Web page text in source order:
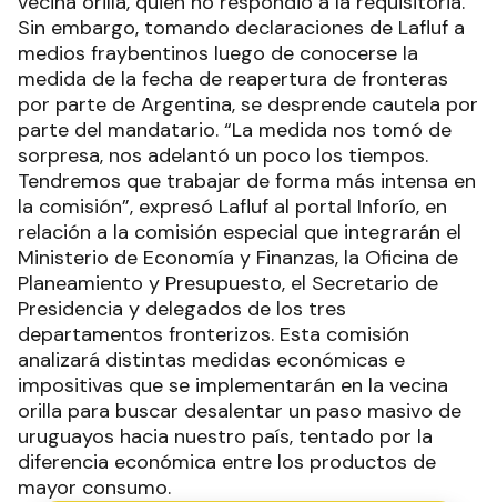
Sin embargo, tomando declaraciones de Lafluf a
medios fraybentinos luego de conocerse la
medida de la fecha de reapertura de fronteras
por parte de Argentina, se desprende cautela por
parte del mandatario. “La medida nos tomó de
sorpresa, nos adelantó un poco los tiempos.
Tendremos que trabajar de forma más intensa en
la comisión”, expresó Lafluf al portal Inforío, en
relación a la comisión especial que integrarán el
Ministerio de Economía y Finanzas, la Oficina de
Planeamiento y Presupuesto, el Secretario de
Presidencia y delegados de los tres
departamentos fronterizos. Esta comisión
analizará distintas medidas económicas e
impositivas que se implementarán en la vecina
orilla para buscar desalentar un paso masivo de
uruguayos hacia nuestro país, tentado por la
diferencia económica entre los productos de
mayor consumo.